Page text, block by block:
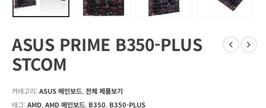
ASUS PRIME B350-PLUS
STCOM
카테고리:ASUS 메인보드, 전체 제품보기
태그:AMD,AMD 메인보드, B350, B350-PLUS